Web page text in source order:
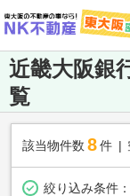
近畿大阪銀
覧
該当物件数 8件
絞り込み条件：